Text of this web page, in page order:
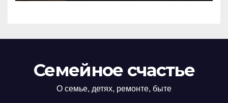
Семейное счастье
О семье, детях, ремонте, быте